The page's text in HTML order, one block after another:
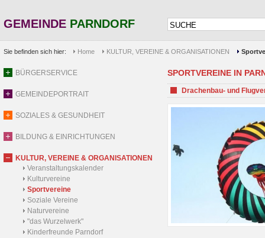
GEMEINDE PARNDORF
Sie befinden sich hier: Home KULTUR, VEREINE & ORGANISATIONEN
BÜRGERSERVICE
GEMEINDEPORTRAIT
SOZIALES & GESUNDHEIT
BILDUNG & EINRICHTUNGEN
KULTUR, VEREINE & ORGANISATIONEN
Veranstaltungskalender
Kulturvereine
Sportvereine
Soziale Vereine
Naturvereine
"das Wurzelwerk"
Kinderfreunde Parndorf
SPORTVEREINE IN
Drachenbau- und